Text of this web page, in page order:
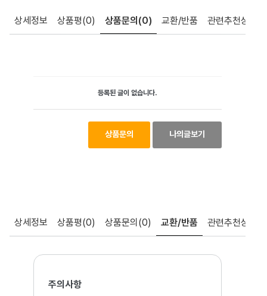
상세정보 상품평(0) 상품문의 (0) 교환/반품 관련추천상품
등록된 글이 없습니다.
상품문의 나의글보기
상세정보 상품평(0) 상품문의 (0) 교환/반품 관련추천상품
주의사항